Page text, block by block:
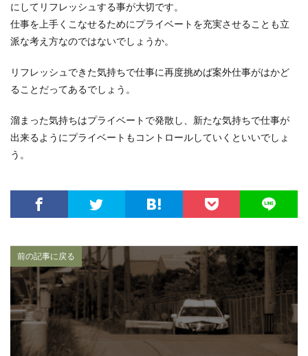
にしてリフレッシュする事が大切です。
仕事を上手くこなせるためにプライベートを充実させることも立
派な考え方なのではないでしょうか。
リフレッシュできた気持ちで仕事に再度挑めば案外仕事がはかど
ることだってあるでしょう。
溜まった気持ちはプライベートで発散し、新たな気持ちで仕事が
出来るようにプライベートもコントロールしていくといいでしょ
う。
前の記事に戻る